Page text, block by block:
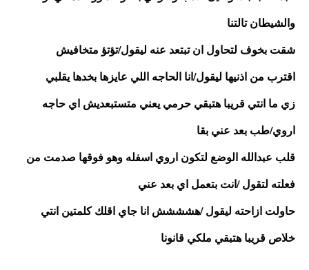
والشيطان تالتنا
شقت بخوف لتحاول ان تبتعد عنه ليقول/تؤتؤ متخافيش
اقترب من اذنيها ليقول/انا الحاجه اللي عايزها بخدها يقلبي
زي ما انتي قريبا هتبقي حرمي يعني متستبعديش اي حاجه
اروي/طب بعد عني بقا
فعلته لتقول /انت بتعمل اي بعد عني
خلاص قريبا هتبقي ملكي قانونا